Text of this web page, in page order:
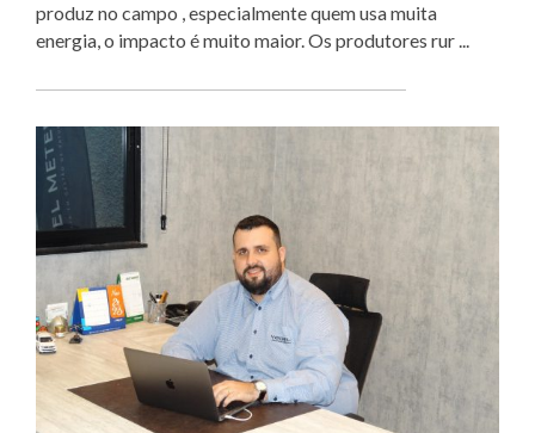
produz no campo , especialmente quem usa muita
energia, o impacto é muito maior. Os produtores rur ...